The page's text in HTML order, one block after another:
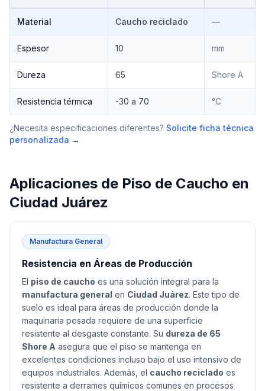
Material Caucho reciclado —
Espesor 10 mm
Dureza 65 Shore A
Resistencia térmica -30 a 70 °C
¿Necesita especificaciones diferentes? Solicite ficha técnica
personalizada →
Aplicaciones de Piso de Caucho en
Ciudad Juárez
Manufactura General
Resistencia en Áreas de Producción
El piso de caucho es una solución integral para la
manufactura general en Ciudad Juárez. Este tipo de
suelo es ideal para áreas de producción donde la
maquinaria pesada requiere de una superficie
resistente al desgaste constante. Su dureza de 65
Shore A asegura que el piso se mantenga en
excelentes condiciones incluso bajo el uso intensivo de
equipos industriales. Además, el caucho reciclado es
resistente a derrames químicos comunes en procesos